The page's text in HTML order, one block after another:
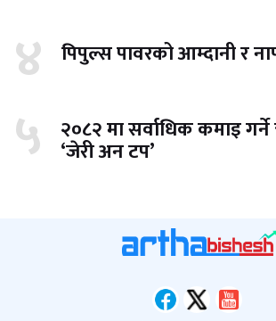
४ पिपुल्स पावरको आम्दानी र
५ २०८२ मा सर्वाधिक कमाइ गर्ने
‘जेरी अन टप’